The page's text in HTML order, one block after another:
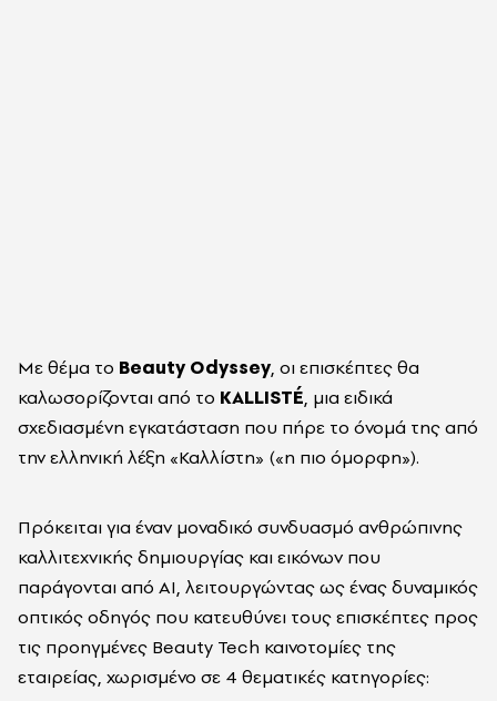
Με θέμα το Beauty Odyssey, οι επισκέπτες θα
καλωσορίζονται από το KALLISTÉ, μια ειδικά
σχεδιασμένη εγκατάσταση που πήρε το όνομά της από
την ελληνική λέξη «Καλλίστη» («η πιο όμορφη»).
Πρόκειται για έναν μοναδικό συνδυασμό ανθρώπινης
καλλιτεχνικής δημιουργίας και εικόνων που
παράγονται από AI, λειτουργώντας ως ένας δυναμικός
οπτικός οδηγός που κατευθύνει τους επισκέπτες προς
τις προηγμένες Beauty Tech καινοτομίες της
εταιρείας, χωρισμένο σε 4 θεματικές κατηγορίες: